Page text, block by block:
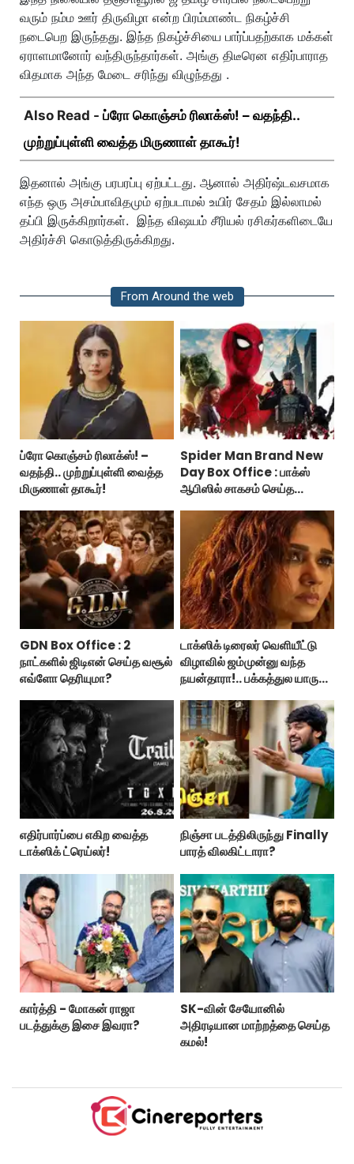
வரும் நம்ம ஊர் திருவிழா என்ற பிரம்மாண்ட நிகழ்ச்சி
நடைபெற இருந்தது. இந்த நிகழ்ச்சியை பார்ப்பதற்காக மக்கள்
ஏராளமானோர் வந்திருந்தார்கள். அங்கு திடீரென எதிர்பாராத
விதமாக அந்த மேடை சரிந்து விழுந்தது .
Also Read - ப்ரோ கொஞ்சம் ரிலாக்ஸ்! – வதந்தி..
முற்றுப்புள்ளி வைத்த மிருணாள் தாகூர்!
இதனால் அங்கு பரபரப்பு ஏற்பட்டது. ஆனால் அதிர்ஷ்டவசமாக
எந்த ஒரு அசம்பாவிதமும் ஏற்படாமல் உயிர் சேதம் இல்லாமல்
தப்பி இருக்கிறார்கள். இந்த விஷயம் சீரியல் ரசிகர்களிடையே
அதிர்ச்சி கொடுத்திருக்கிறது.
From Around the web
ப்ரோ கொஞ்சம் ரிலாக்ஸ்! –
வதந்தி.. முற்றுப்புள்ளி வைத்த
மிருணாள் தாகூர்!
Spider Man Brand New
Day Box Office : பாக்ஸ்
ஆபிஸில் சாகசம் செய்த
GDN Box Office : 2
நாட்களில் ஜிடிஎன் செய்த வசூல்
எவ்ளோ தெரியுமா?
டாக்ஸிக் டிரைலர் வெளியீட்டு
விழாவில் ஜம்முன்னு வந்த
நயன்தாரா!.. பக்கத்துல யாரு
எதிர்பார்ப்பை எகிற வைத்த
டாக்ஸிக் ட்ரெய்லர்!
நிஞ்சா படத்திலிருந்து Finally
பாரத் விலகிட்டாரா?
கார்த்தி - மோகன் ராஜா
படத்துக்கு இசை இவரா?
SK-வின் சேயோனில்
அதிரடியான மாற்றத்தை செய்த
கமல்!